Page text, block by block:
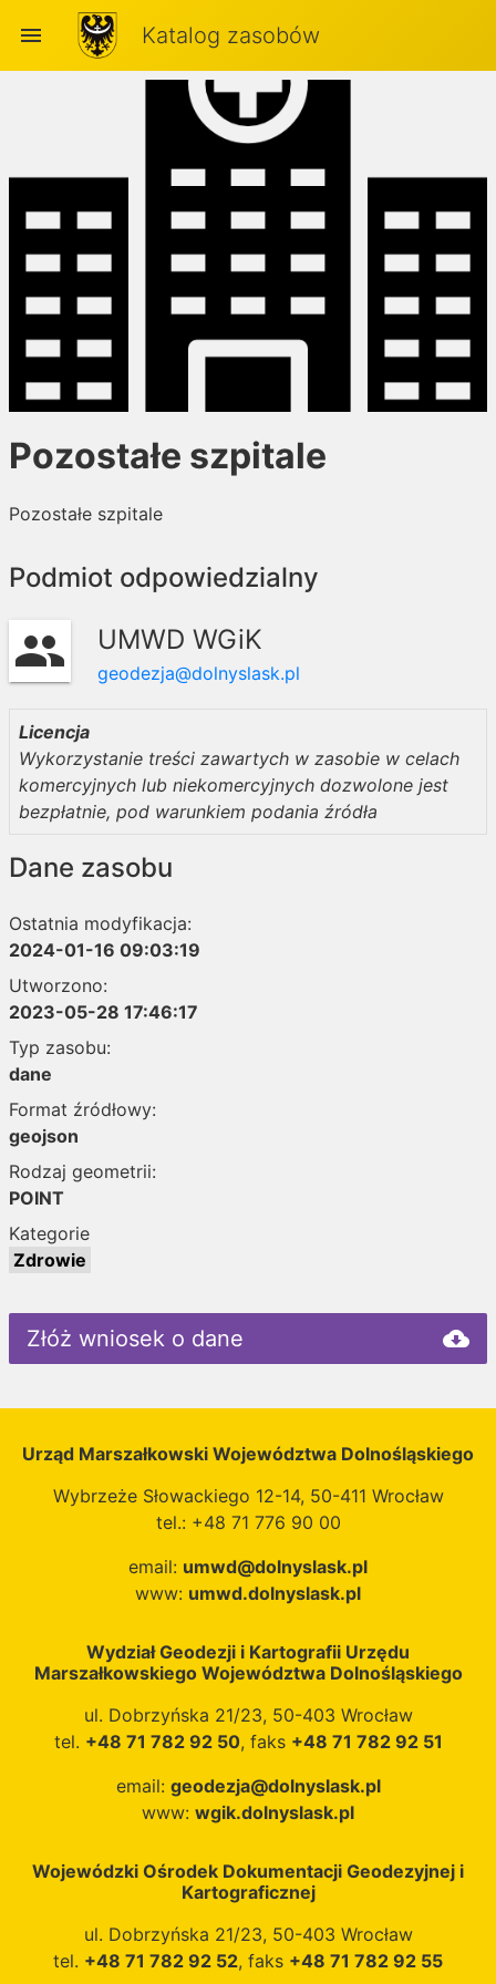
menu Katalog zasobów
Pozostałe szpitale
Pozostałe szpitale
Podmiot odpowiedzialny
group UMWD WGiK
geodezja@dolnyslask.pl
Licencja
Wykorzystanie treści zawartych w zasobie w celach
komercyjnych lub niekomercyjnych dozwolone jest
bezpłatnie, pod warunkiem podania źródła
Dane zasobu
Ostatnia modyfikacja:
2024-01-16 09:03:19
Utworzono:
2023-05-28 17:46:17
Typ zasobu:
dane
Format źródłowy:
geojson
Rodzaj geometrii:
POINT
Kategorie
Zdrowie
Złóż wniosek o dane cloud_download
Urząd Marszałkowski Województwa Dolnośląskiego
Wybrzeże Słowackiego 12-14, 50-411 Wrocław
tel.: +48 71 776 90 00
email: umwd@dolnyslask.pl
www: umwd.dolnyslask.pl
Wydział Geodezji i Kartografii Urzędu
Marszałkowskiego Województwa Dolnośląskiego
ul. Dobrzyńska 21/23, 50-403 Wrocław
tel. +48 71 782 92 50, faks +48 71 782 92 51
email: geodezja@dolnyslask.pl
www: wgik.dolnyslask.pl
Wojewódzki Ośrodek Dokumentacji Geodezyjnej i
Kartograficznej
ul. Dobrzyńska 21/23, 50-403 Wrocław
tel. +48 71 782 92 52, faks +48 71 782 92 55